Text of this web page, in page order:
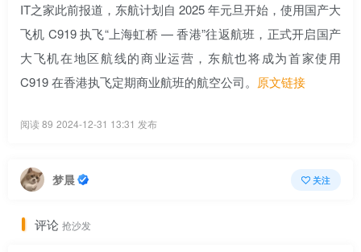
IT之家此前报道，东航计划自 2025 年元旦开始，使用国产大
飞机 C919 执飞“上海虹桥 — 香港”往返航班，正式开启国产
大飞机在地区航线的商业运营，东航也将成为首家使用
C919 在香港执飞定期商业航班的航空公司。 原文链接
阅读 89 2024-12-31 13:31 发布
梦晨 关注
评论 抢沙发